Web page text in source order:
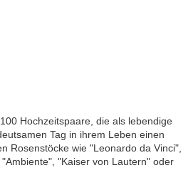
Hochzeitspaare, die als lebendige
Tag in ihrem Leben einen
Rosenstöcke wie "Leonardo da Vinci",
"Kaiser von Lautern" oder